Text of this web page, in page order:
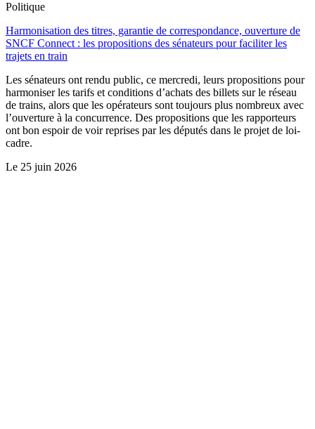
Politique
Harmonisation des titres, garantie de correspondance, ouverture de
SNCF Connect : les propositions des sénateurs pour faciliter les
trajets en train
Les sénateurs ont rendu public, ce mercredi, leurs propositions pour
harmoniser les tarifs et conditions d’achats des billets sur le réseau
de trains, alors que les opérateurs sont toujours plus nombreux avec
l’ouverture à la concurrence. Des propositions que les rapporteurs
ont bon espoir de voir reprises par les députés dans le projet de loi-
cadre.
Le 25 juin 2026